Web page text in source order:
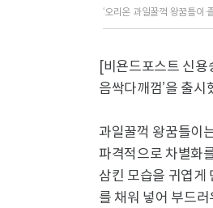
‘오리온 과일꿀꺽 왕꿈틀이
[비욘드포스트 신
음싹다깨껌’을 출시
과일꿀꺽 왕꿈틀이
파격적으로 차별화
삼킨 모습을 귀엽게
를 채워 넣어 부드